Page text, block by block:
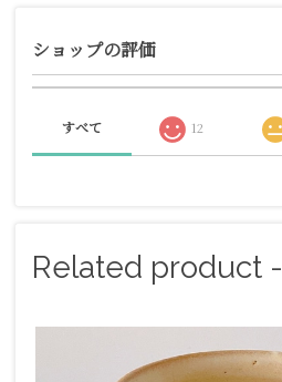
ショップの評価
すべて 12
Related product -